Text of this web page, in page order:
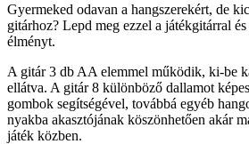
Gyermeked odavan a hangszerekért, de
gitárhoz? Lepd meg ezzel a játékgitárral
élményt.
A gitár 3 db AA elemmel működik, ki-be
ellátva. A gitár 8 különböző dallamot
gombok segítségével, továbbá egyéb
nyakba akasztójának köszönhetően akár
játék közben.